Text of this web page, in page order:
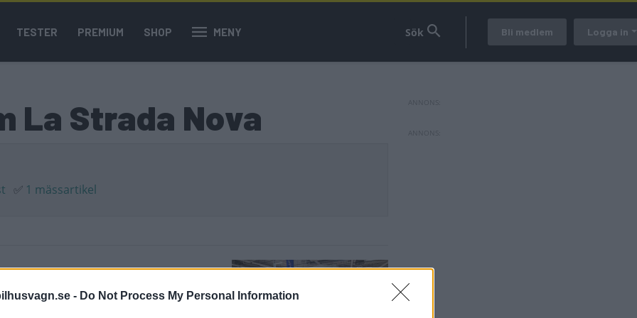
- Do Not Process My Personal Information
TESTER PREMIUM SHOP MENY Bli medlem Logga in
La Strada Nova
✅ 1 mässartikel
extra och lite till. Drivning på fyra
La Strada M 4x4!